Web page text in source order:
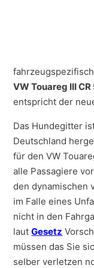
VW Touareg III
entspricht der
Das Hundegitter
Deutschland
für den VW
alle Passagiere
den dynamischen
im Falle eines
nicht in den
lautGesetz
müssen das Sie
selber verletzen